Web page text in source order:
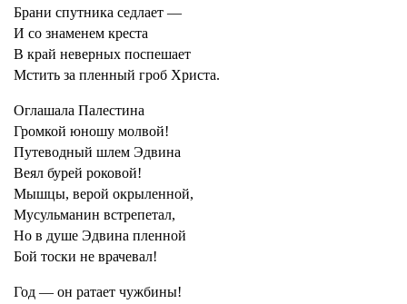
Брани спутника седлает —
И со знаменем креста
В край неверных поспешает
Мстить за пленный гроб Христа.
Оглашала Палестина
Громкой юношу молвой!
Путеводный шлем Эдвина
Веял бурей роковой!
Мышцы, верой окрыленной,
Мусульманин встрепетал,
Но в душе Эдвина пленной
Бой тоски не врачевал!
Год — он ратает чужбины!